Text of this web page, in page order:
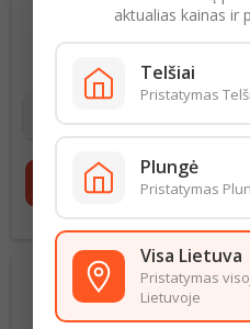
SIRUPAS TEISSEIRE 0.7L
VANILĖS SKONIO
7,99 €
Į krepšelį
aktualias kainas ir
Telšiai
Pristatymas
Plungė
Pristatymas
Visa Lietuva
Pristatymas
Lietuvoje